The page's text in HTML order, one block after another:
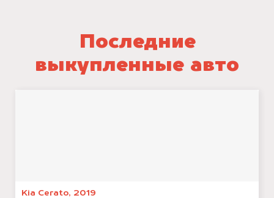
Последние
выкупленные авто
Kia Cerato, 2019